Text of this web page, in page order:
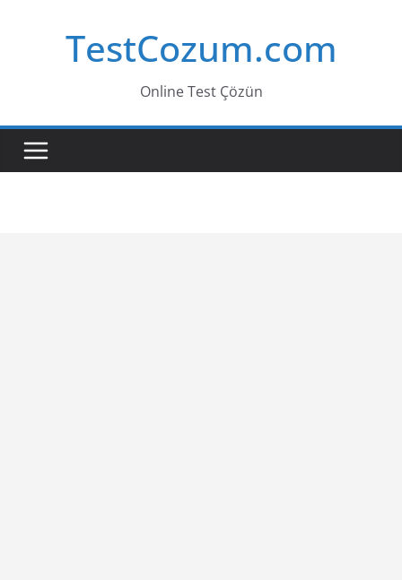
TestCozum.com
Online Test Çözün